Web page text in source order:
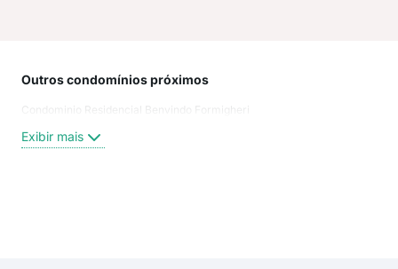
Outros condomínios próximos
Condominio Residencial Benvindo Formigheri
Exibir mais